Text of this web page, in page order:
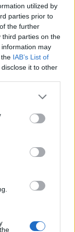
utilized by
parties prior to
the further
third parties on the
information may
IAB’s List of
it to other
or more Google
You may click to
party tags to
in below Google
και της
κριτικής.
έως και
αυτή να
Η OpenAI
τις μονάδες
centers
της
της
της AMD.
την πλήρη
η μετοχή
Σήμερα